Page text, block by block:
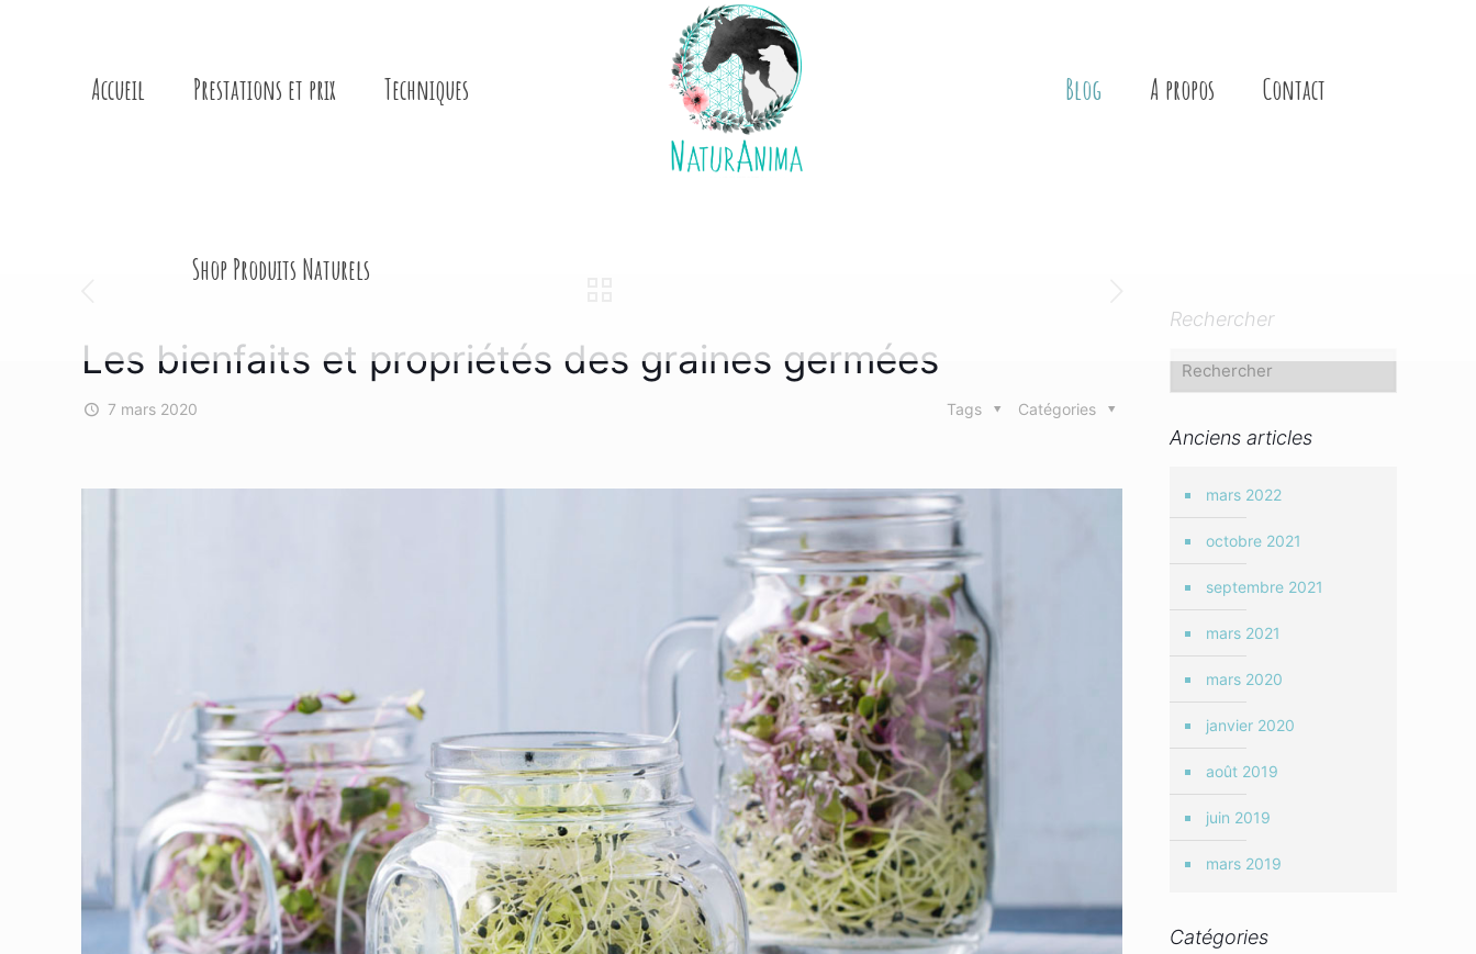
Accueil Prestations et prix Techniques
Shop Produits Naturels
Blog A propos Contact
Les bienfaits et propriétés des graines germées
7 mars 2020 Catégories
Tags
Rechercher
Anciens articles
mars 2022
octobre 2021
septembre 2021
mars 2021
mars 2020
janvier 2020
août 2019
juin 2019
mars 2019
Catégories